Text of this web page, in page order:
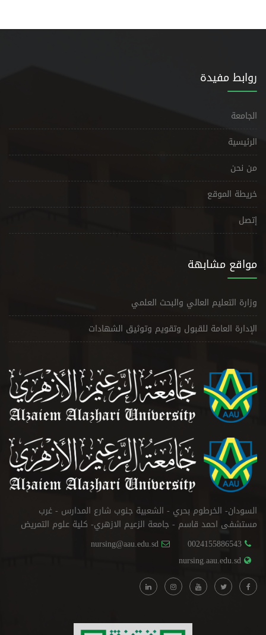
روابط مفيدة
الجامعة
الرئيسية
من نحن
خريطة الموقع
إتصل
مواقع مشابهة
وزارة التعليم العالي والبحث العلمي
الإدارة العامة للقبول وتقويم وتوثيق الشهادات
السودان- الخرطوم بحري - الشعبية جنوب شارع المدارس - غرب
مستشفى احمد قاسم - جامعة الزعيم الازهري- كلية علوم التمريض
0024155886543
nursing@aau.edu.sd
nursing.aau.edu.sd